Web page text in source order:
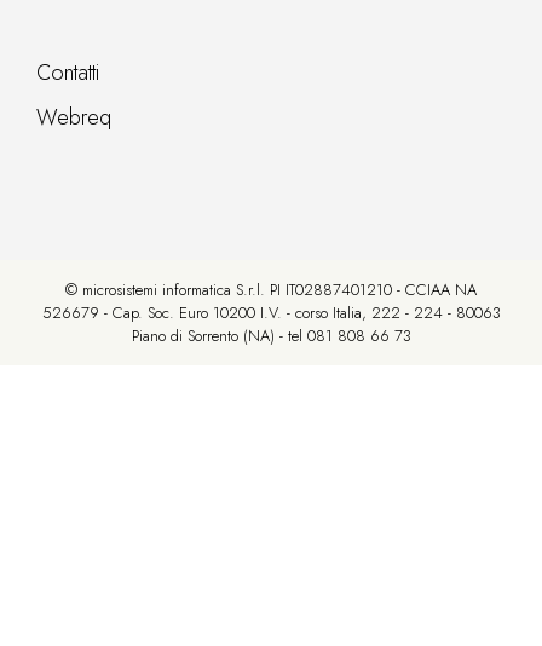
Contatti
Webreq
© microsistemi informatica S.r.l. PI IT02887401210 - CCIAA NA
526679 - Cap. Soc. Euro 10200 I.V. - corso Italia, 222 - 224 - 80063
Piano di Sorrento (NA) - tel 081 808 66 73